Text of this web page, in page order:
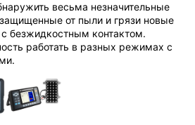
весьма незначительные
от пыли и грязи новые
безжидкостным контактом.
работать в разных режимах с